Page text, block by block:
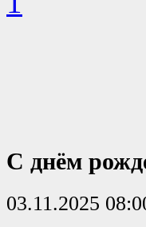
С днём
03.11.2025